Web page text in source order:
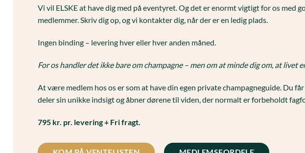
Vi vil ELSKE at have dig med på eventyret. Og det er enormt vigtigt for os
medlemmer. Skriv dig op, og vi kontakter dig, når der er en ledig plads.
Ingen binding – levering hver eller hver anden måned.
For os handler det ikke bare om champagne – men om at minde dig om, at
At være medlem hos os er som at have din egen private champagneguide. Du
deler sin unikke indsigt og åbner dørene til viden, der normalt er forbeholdt
795 kr. pr. levering + Fri fragt.